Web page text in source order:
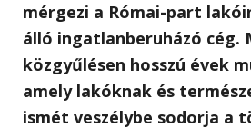
mérgezi a Római-part
álló ingatlanberuházó cég.
közgyűlésen hosszú évek
amely lakóknak és
ismét veszélybe sodorja a